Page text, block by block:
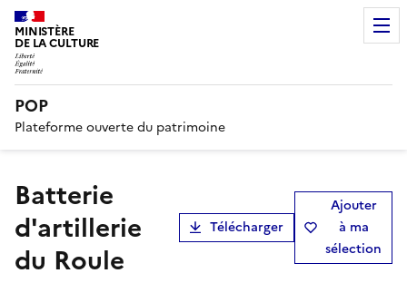
MINISTÈRE
DE LA CULTURE
POP
Plateforme ouverte du patrimoine
Batterie
d'artillerie
du Roule
Télécharger
Ajouter
à ma
sélection